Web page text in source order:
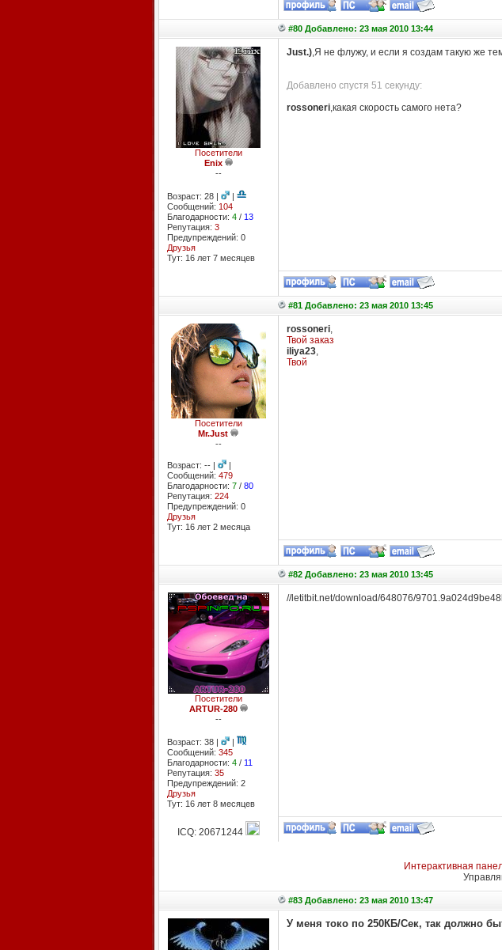
#80 Добавлено: 23 мая 2010 13:44
Посетители
Enix
--
Возраст: 28 |
|
Сообщений: 104
Благодарности: 4/ 13
Репутация: 3
Предупреждений: 0
Друзья
Тут: 16 лет 7 месяцев
Just.),Я не флужу, и если я создам такую же
Добавлено спустя 51 секунду:
rossoneri,какая скорость самого нета?
#81 Добавлено: 23 мая 2010 13:45
Посетители
Mr.Just
--
Возраст: -- |
|
Сообщений: 479
Благодарности: 7/ 80
Репутация: 224
Предупреждений: 0
Друзья
Тут: 16 лет 2 месяцa
rossoneri,
Твой заказ
iliya23,
Твой
#82 Добавлено: 23 мая 2010 13:45
Посетители
ARTUR-280
--
Возраст: 38 |
|
Сообщений: 345
Благодарности: 4/ 11
Репутация: 35
Предупреждений: 2
Друзья
Тут: 16 лет 8 месяцев
//letitbit.net/download/648076/
ICQ: 20671244
Интерактивная
#83 Добавлено: 23 мая 2010 13:47
У меня токо по 250КБ/Сек, так должно